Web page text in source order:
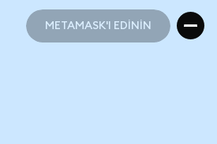
METAMASK'I EDİNİN